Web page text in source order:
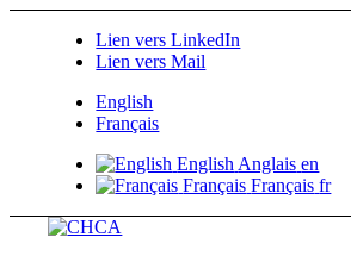
Lien vers LinkedIn
Lien vers Mail
English
Français
English Anglais en
Français Français fr